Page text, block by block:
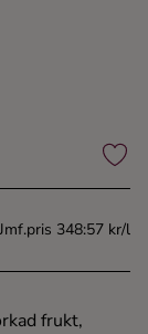
Jmf.pris 348:57 kr/l
frukt,